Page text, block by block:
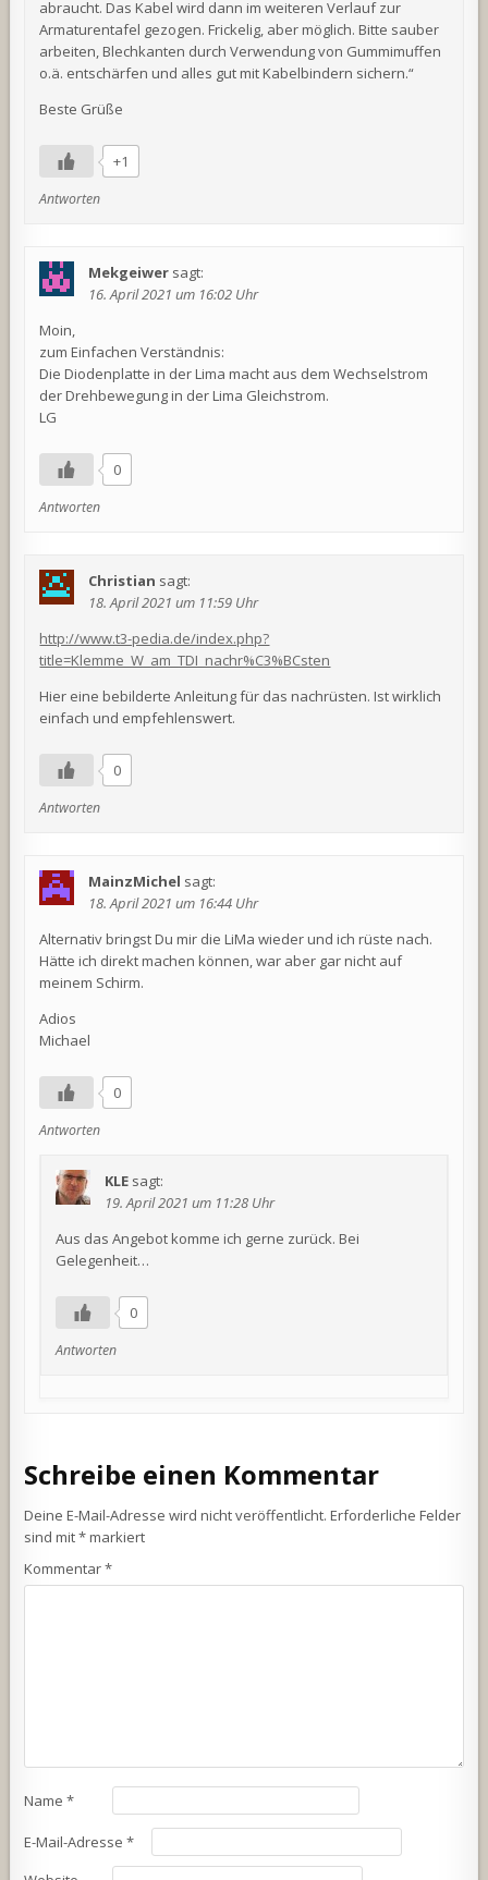
abraucht. Das Kabel wird dann im weiteren Verlauf zur
Armaturentafel gezogen. Frickelig, aber möglich. Bitte sauber
arbeiten, Blechkanten durch Verwendung von Gummimuffen
o.ä. entschärfen und alles gut mit Kabelbindern sichern.“
Beste Grüße
+1
Antworten
Mekgeiwer sagt:
16. April 2021 um 16:02 Uhr
Moin,
zum Einfachen Verständnis:
Die Diodenplatte in der Lima macht aus dem Wechselstrom
der Drehbewegung in der Lima Gleichstrom.
LG
0
Antworten
Christian sagt:
18. April 2021 um 11:59 Uhr
http://www.t3-pedia.de/index.php?
title=Klemme_W_am_TDI_nachr%C3%BCsten
Hier eine bebilderte Anleitung für das nachrüsten. Ist wirklich
einfach und empfehlenswert.
0
Antworten
MainzMichel sagt:
18. April 2021 um 16:44 Uhr
Alternativ bringst Du mir die LiMa wieder und ich rüste nach.
Hätte ich direkt machen können, war aber gar nicht auf
meinem Schirm.
Adios
Michael
0
Antworten
KLE sagt:
19. April 2021 um 11:28 Uhr
Aus das Angebot komme ich gerne zurück. Bei
Gelegenheit…
0
Antworten
Schreibe einen Kommentar
Deine E-Mail-Adresse wird nicht veröffentlicht. Erforderliche Felder
sind mit*markiert
Kommentar*
Name*
E-Mail-Adresse*